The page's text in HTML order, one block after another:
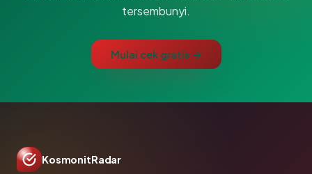
tersembunyi.
Mulai cek gratis →
KosmonitRadar